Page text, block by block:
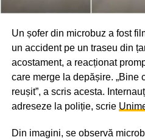
Un șofer din microbuz a fost
un accident pe un traseu din
acostament, a reacționat
care merge la depășire. „Bine
reușit”, a scris acesta.
adreseze la poliție, scrie
Din imagini, se observă